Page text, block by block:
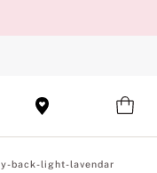
back-light-lavendar